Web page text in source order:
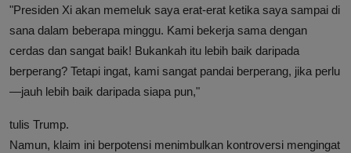
"Presiden Xi akan memeluk saya erat-erat ketika saya sampai di
sana dalam beberapa minggu. Kami bekerja sama dengan
cerdas dan sangat baik! Bukankah itu lebih baik daripada
berperang? Tetapi ingat, kami sangat pandai berperang, jika perlu
—jauh lebih baik daripada siapa pun,"
tulis Trump.
Namun, klaim ini berpotensi menimbulkan kontroversi mengingat